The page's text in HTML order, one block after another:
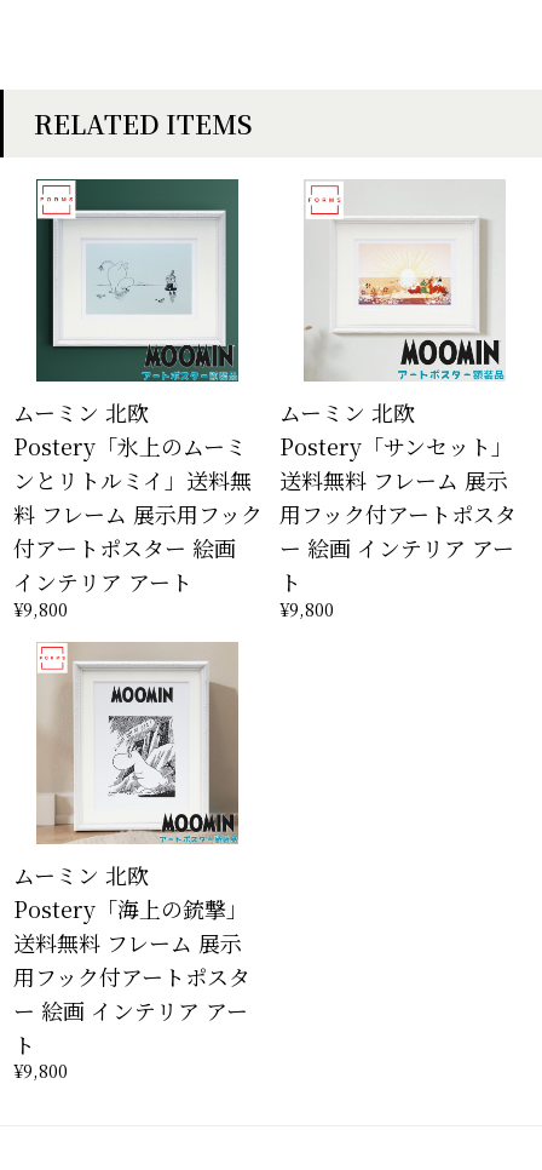
RELATED ITEMS
ムーミン 北欧
Postery「氷上のムーミ
ンとリトルミイ」送料無
料 フレーム 展示用フック
付アートポスター 絵画
インテリア アート
¥9,800
ムーミン 北欧
Postery「サンセット」
送料無料 フレーム 展示
用フック付アートポスタ
ー 絵画 インテリア アー
ト
¥9,800
ムーミン 北欧
Postery「海上の銃撃」
送料無料 フレーム 展示
用フック付アートポスタ
ー 絵画 インテリア アー
ト
¥9,800